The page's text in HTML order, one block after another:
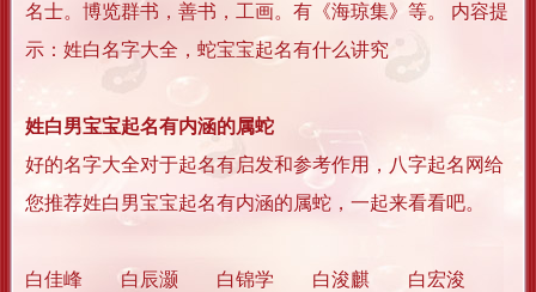
名士。博览群书，善书，工画。有《海琼集》等。 内容提
示：姓白名字大全，蛇宝宝起名有什么讲究
姓白男宝宝起名有内涵的属蛇
好的名字大全对于起名有启发和参考作用，八字起名网给
您推荐姓白男宝宝起名有内涵的属蛇，一起来看看吧。
白佳峰 白辰灏 白锦学 白浚麒 白宏浚